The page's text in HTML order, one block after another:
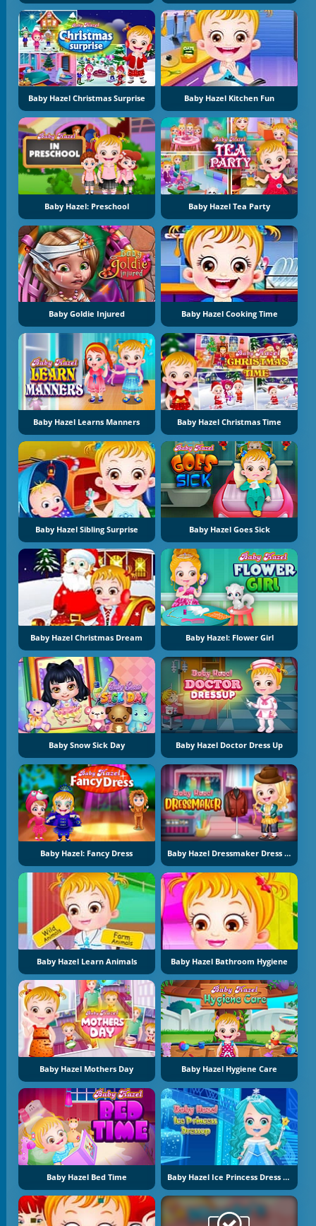
Baby Hazel Christmas Surprise Baby Hazel Kitchen Fun
Baby Hazel: Preschool Baby Hazel Tea Party
Baby Goldie Injured Baby Hazel Cooking Time
Baby Hazel Learns Manners Baby Hazel Christmas Time
Baby Hazel Sibling Surprise Baby Hazel Goes Sick
Baby Hazel Christmas Dream Baby Hazel: Flower Girl
Baby Snow Sick Day Baby Hazel Doctor Dress Up
Baby Hazel: Fancy Dress Baby Hazel Dressmaker Dress Up
Baby Hazel Learn Animals Baby Hazel Bathroom Hygiene
Baby Hazel Mothers Day Baby Hazel Hygiene Care
Baby Hazel Bed Time Baby Hazel Ice Princess Dress Up